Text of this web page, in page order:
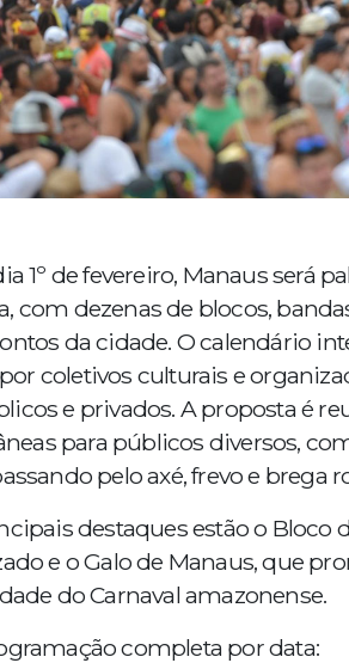
1º de fevereiro, Manaus será
com dezenas de blocos,
da cidade. O calendário
coletivos culturais e
e privados. A proposta é
para públicos diversos,
pelo axé, frevo e brega
destaques estão o Bloco
e o Galo de Manaus, que
do Carnaval amazonense.
completa por data: